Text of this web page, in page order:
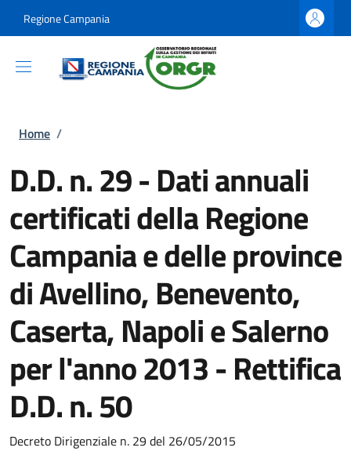
Regione Campania
Briciole di pane
Home /
D.D. n. 29 - Dati annuali
certificati della Regione
Campania e delle province
di Avellino, Benevento,
Caserta, Napoli e Salerno
per l'anno 2013 - Rettifica
D.D. n. 50
Decreto Dirigenziale n. 29 del 26/05/2015